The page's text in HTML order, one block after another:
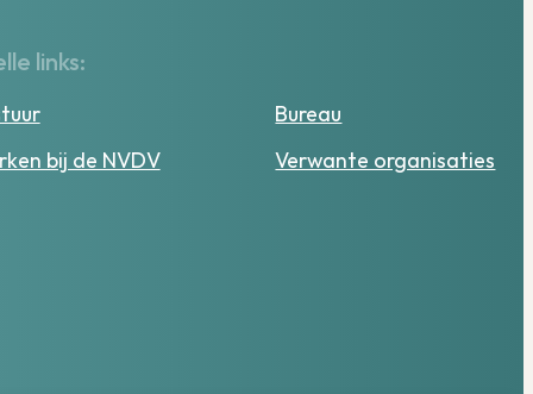
links:
Bureau
bij de NVDV
Verwante organisaties